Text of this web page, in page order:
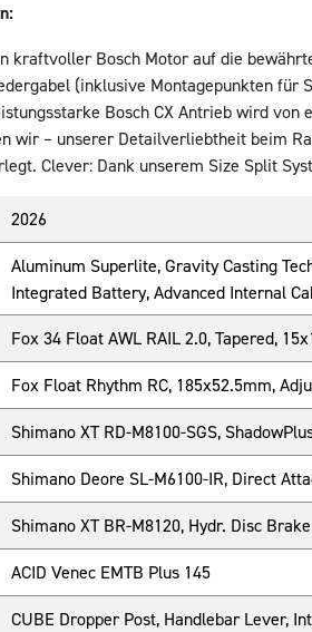
kraftvoller Bosch Motor auf die
(inklusive Montagepunkten für
Bosch CX Antrieb wird
wir – unserer Detailverliebtheit beim
Clever: Dank unserem Size Split
2026
Aluminum Superlite, Gravity Casting
Integrated Battery, Advanced Internal
Fox 34 Float AWL RAIL 2.0, Tapered,
Fox Float Rhythm RC, 185x52.5mm,
Shimano XT RD-M8100-SGS,
Shimano Deore SL-M6100-IR, Direct
Shimano XT BR-M8120, Hydr. Disc
ACID Venec EMTB Plus 145
CUBE Dropper Post, Handlebar Lever,